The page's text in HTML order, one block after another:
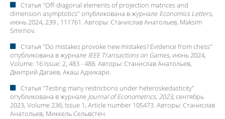
Статья "Off-diagonal elements of projection matrices and
dimension asymptotics" опубликована в журнале Economics Letters,
июнь 2024, 239 , 111761. Авторы: Станислав Анатольев, Maksim
Smirnov.
Статья "Do mistakes provoke new mistakes? Evidence from chess"
опубликована в журнале IEEE Transactions on Games, июнь 2024,
Volume: 16 Issue: 2, 483 - 488. Авторы: Станислав Анатольев,
Дмитрий Дагаев, Акаш Адхикари.
Статья "Testing many restrictions under heteroskedasticity"
опубликована в журнале Journal of Econometrics, 2023, сентябрь
2023, Volume 236; Issue 1, Article number 105473. Авторы: Станислав
Анатольев, Миккель Сельвстен.